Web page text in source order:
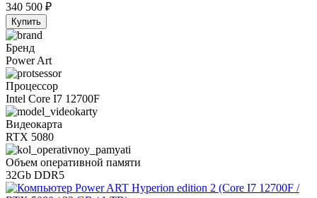
340 500 ₽
Купить
Бренд
Power Art
Процессор
Intel Core I7 12700F
Видеокарта
RTX 5080
Объем оперативной памяти
32Gb DDR5